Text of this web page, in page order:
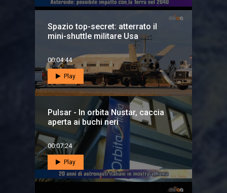
Spazio top-secret: atterrato il
mini-shuttle militare Usa
00:04:44
Play
Pulsar - In orbita Nustar, caccia
aperta ai buchi neri
00:07:24
Play